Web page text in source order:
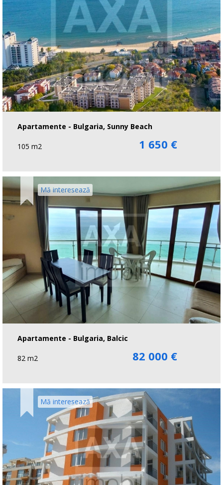
Apartamente - Bulgaria, Sunny Beach
105 m2 1 650 €
Mă interesează
Apartamente - Bulgaria, Balcic
82 m2 82 000 €
Mă interesează